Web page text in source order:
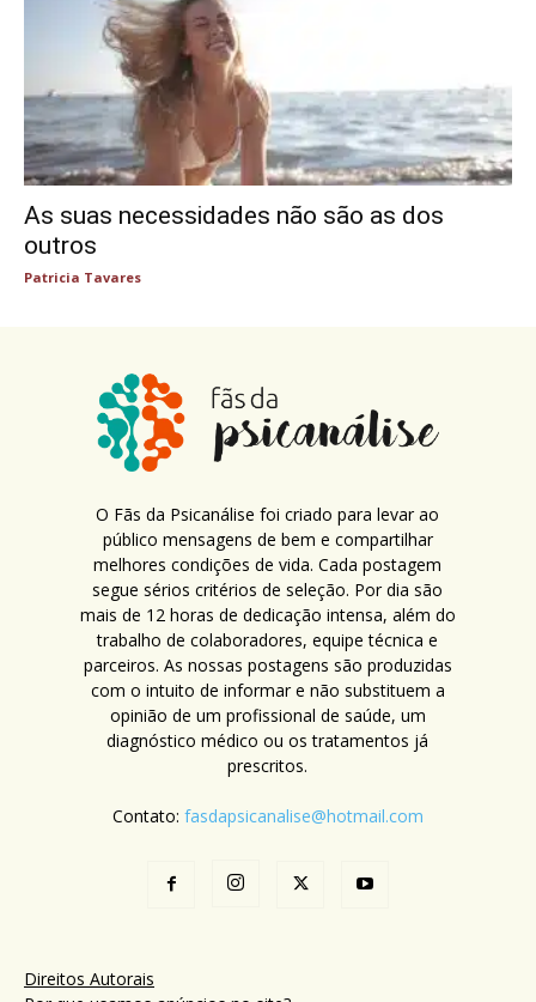
As suas necessidades não são as dos
outros
Patricia Tavares
O Fãs da Psicanálise foi criado para levar ao
público mensagens de bem e compartilhar
melhores condições de vida. Cada postagem
segue sérios critérios de seleção. Por dia são
mais de 12 horas de dedicação intensa, além do
trabalho de colaboradores, equipe técnica e
parceiros. As nossas postagens são produzidas
com o intuito de informar e não substituem a
opinião de um profissional de saúde, um
diagnóstico médico ou os tratamentos já
prescritos.
Contato: fasdapsicanalise@hotmail.com
Direitos Autorais